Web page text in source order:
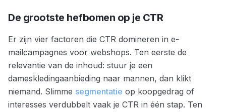
De grootste hefbomen op je CTR
Er zijn vier factoren die CTR domineren in e-
mailcampagnes voor webshops. Ten eerste de
relevantie van de inhoud: stuur je een
dameskledingaanbieding naar mannen, dan klikt
niemand. Slimme segmentatie op koopgedrag of
interesses verdubbelt vaak je CTR in één stap. Ten